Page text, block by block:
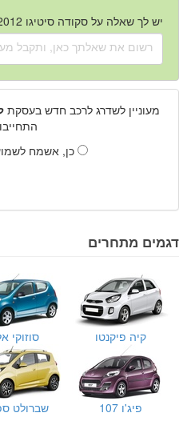
יש לך שאלה על סקודה סיטיגו 2012 - 2018 החדשה?
מעוניין לשדרג לרכב חדש בעסקת
כן, אשמח
דגמים מתחרים
קיה פיקנטו סוזוקי
פיג'ו 107 שברולט